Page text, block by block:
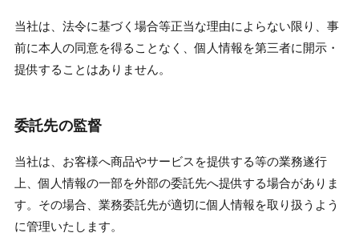
当社は、法令に基づく場合等正当な理由によらない限り、事
前に本人の同意を得ることなく、個人情報を第三者に開示・
提供することはありません。
委託先の監督
当社は、お客様へ商品やサービスを提供する等の業務遂行
上、個人情報の一部を外部の委託先へ提供する場合がありま
す。その場合、業務委託先が適切に個人情報を取り扱うよう
に管理いたします。